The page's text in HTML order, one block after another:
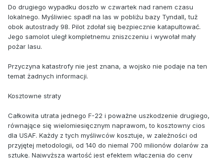
Do drugiego wypadku doszło w czwartek nad ranem czasu
lokalnego. Myśliwiec spadł na las w pobliżu bazy Tyndall, tuż
obok autostrady 98. Pilot zdołał się bezpiecznie katapultować.
Jego samolot uległ kompletnemu zniszczeniu i wywołał mały
pożar lasu.
Przyczyna katastrofy nie jest znana, a wojsko nie podaje na ten
temat żadnych informacji.
Kosztowne straty
Całkowita utrata jednego F-22 i poważne uszkodzenie drugiego,
równające się wielomiesięcznym naprawom, to kosztowny cios
dla USAF. Każdy z tych myśliwców kosztuje, w zależności od
przyjętej metodologii, od 140 do niemal 700 milionów dolarów za
sztukę. Najwyższa wartość jest efektem włączenia do ceny